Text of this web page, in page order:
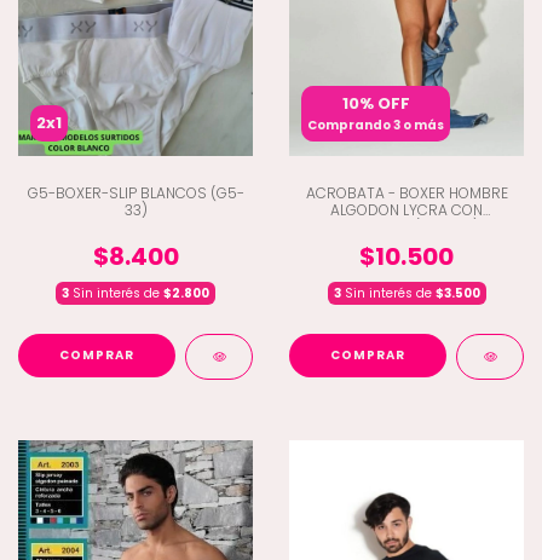
2x1
G5-BOXER-SLIP BLANCOS (G5-
33)
$8.400
3 Sin interés de $2.800
COMPRAR
10% OFF
Comprando 3 o más
ACROBATA - BOXER HOMBRE
ALGODON LYCRA CON
$10.500
3Sin interés de $3.500
COMPRAR